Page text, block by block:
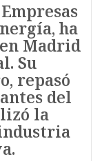
ha
Madrid
Su
repasó
del
la